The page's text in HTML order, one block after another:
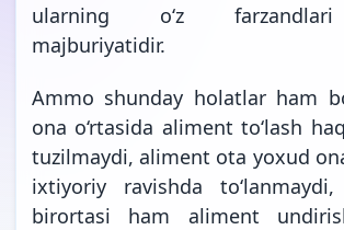
ularning o‘z
majburiyatidir.
Ammo shunday holatlar ham
ona o‘rtasida aliment to‘lash
tuzilmaydi, aliment ota yoxud
ixtiyoriy ravishda to‘lanmaydi,
birortasi ham aliment